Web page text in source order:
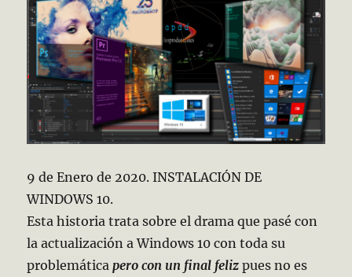
9 de Enero de 2020. INSTALACIÓN DE
WINDOWS 10.
Esta historia trata sobre el drama que pasé con
la actualización a Windows 10 con toda su
problemáticapero con un final feliz pues no es